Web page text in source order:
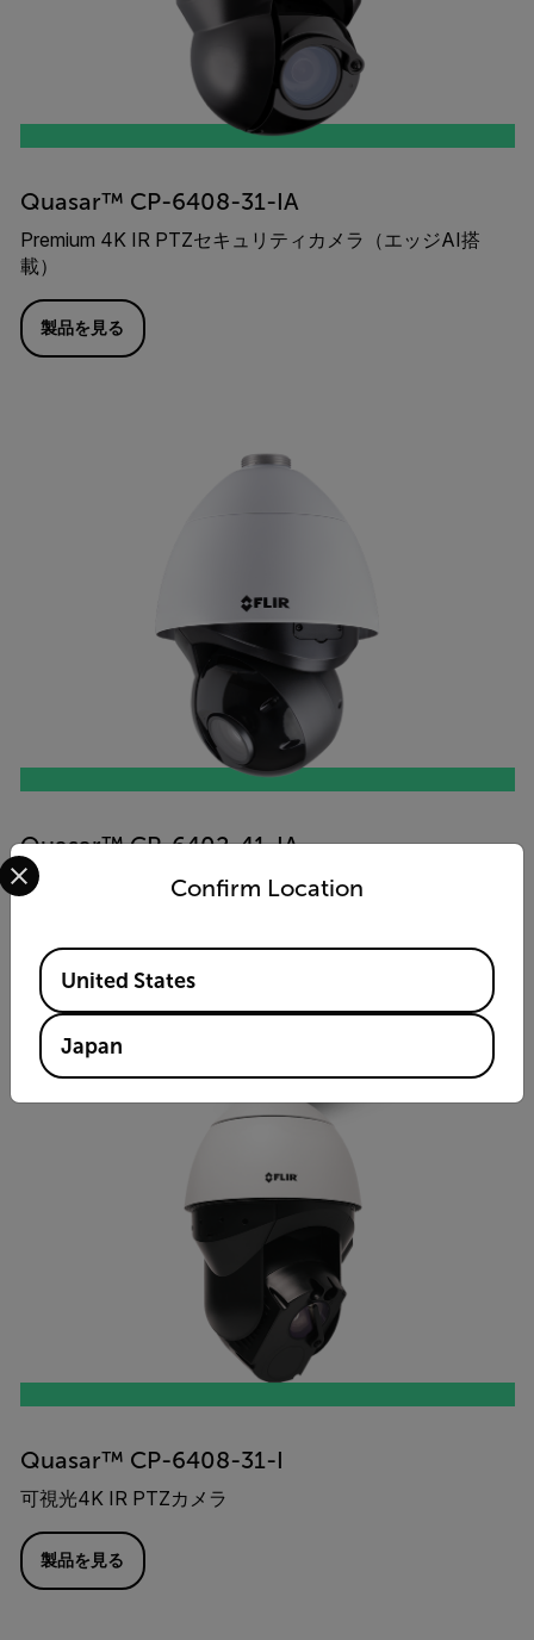
Quasar™ CP-6408-31-IA
Premium 4K IR PTZセキュリティカメラ（エッジAI搭
載）
製品を見る
Quasar™ CP-6402-41-IA
Premium 1080p IR PTZ 40x Zoom Camera With Edge AI
Quasar™ CP-6408-31-I
可視光4K IR PTZカメラ
製品を見る
Confirm Location
Select your preferred country and language from the
Available Locations
United States
Japan